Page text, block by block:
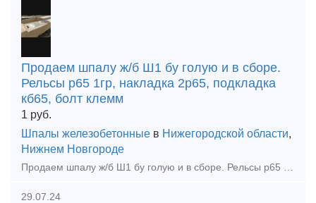
Продаем шпалу ж/б Ш1 бу голую и в сборе.
Рельсы р65 1гр, накладка 2р65, подкладка
кб65, болт клемм
1 руб.
Шпалы железобетонные в Нижегородской области,
Нижнем Новгороде
Продаем шпалу ж/б Ш1 бу голую и в сборе. Рельсы р65 1гр, накладка 2р65, подкладка кб65, болт клеммный, клемма жбр, упор жбр Цена договорная!!! тел. +79302110210 watsapp тел. +79302110210 t
29.07.24